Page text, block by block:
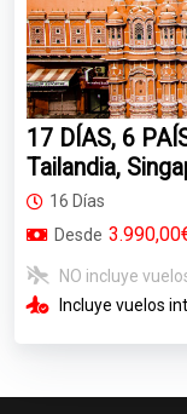
17 DÍAS, 6
Tailandia,
16 Días
Desde
NO incluye
Incluye vuelos